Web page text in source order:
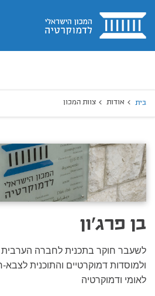
בית
בית אודות צוות המכון
בן פרג'ון
לשעבר חוקר בתכנית לחברה הערבית
ולמוסדות דמוקרטיים והתוכנית
לאומי ודמוקרטיה